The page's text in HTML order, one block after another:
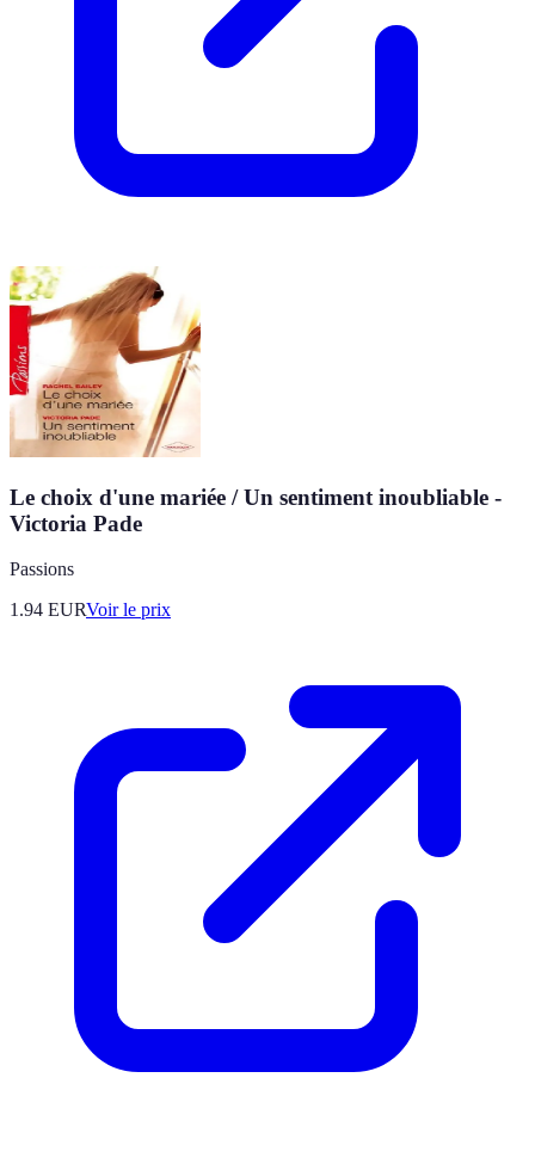
Le choix d'une mariée / Un sentiment inoubliable -
Victoria Pade
Passions
1.94 EURVoir le prix